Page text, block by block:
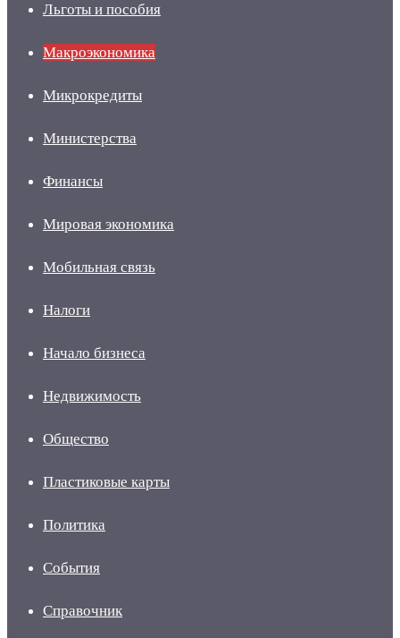
Льготы и пособия
Макроэкономика
Микрокредиты
Министерства
Финансы
Мировая экономика
Мобильная связь
Налоги
Начало бизнеса
Недвижимость
Общество
Пластиковые карты
Политика
События
Справочник